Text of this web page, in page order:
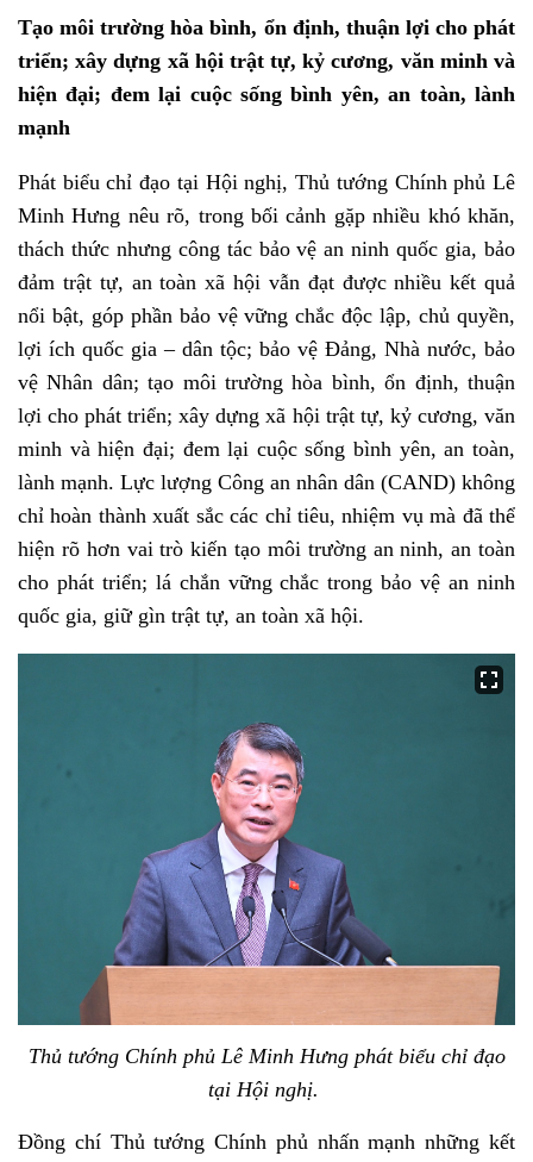
Tạo môi trường hòa bình, ổn định, thuận lợi cho phát
triển; xây dựng xã hội trật tự, kỷ cương, văn minh và
hiện đại; đem lại cuộc sống bình yên, an toàn, lành
mạnh
Phát biểu chỉ đạo tại Hội nghị, Thủ tướng Chính phủ Lê
Minh Hưng nêu rõ, trong bối cảnh gặp nhiều khó khăn,
thách thức nhưng công tác bảo vệ an ninh quốc gia, bảo
đảm trật tự, an toàn xã hội vẫn đạt được nhiều kết quả
nổi bật, góp phần bảo vệ vững chắc độc lập, chủ quyền,
lợi ích quốc gia – dân tộc; bảo vệ Đảng, Nhà nước, bảo
vệ Nhân dân; tạo môi trường hòa bình, ổn định, thuận
lợi cho phát triển; xây dựng xã hội trật tự, kỷ cương, văn
minh và hiện đại; đem lại cuộc sống bình yên, an toàn,
lành mạnh. Lực lượng Công an nhân dân (CAND) không
chỉ hoàn thành xuất sắc các chỉ tiêu, nhiệm vụ mà đã thể
hiện rõ hơn vai trò kiến tạo môi trường an ninh, an toàn
cho phát triển; lá chắn vững chắc trong bảo vệ an ninh
quốc gia, giữ gìn trật tự, an toàn xã hội.
Thủ tướng Chính phủ Lê Minh Hưng phát biểu chỉ đạo
tại Hội nghị.
Đồng chí Thủ tướng Chính phủ nhấn mạnh những kết